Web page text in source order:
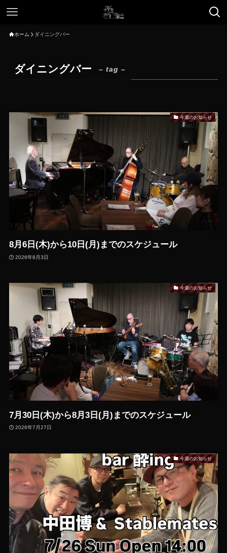
ホーム ダイニングバー
ダイニングバー – tag –
今週のお知らせ
8月6日(木)から10日(月)までのスケジュール
2026年8月3日
今週のお知らせ
7月30日(木)から8月3日(月)までのスケジュール
2026年7月27日
今週のお知らせ